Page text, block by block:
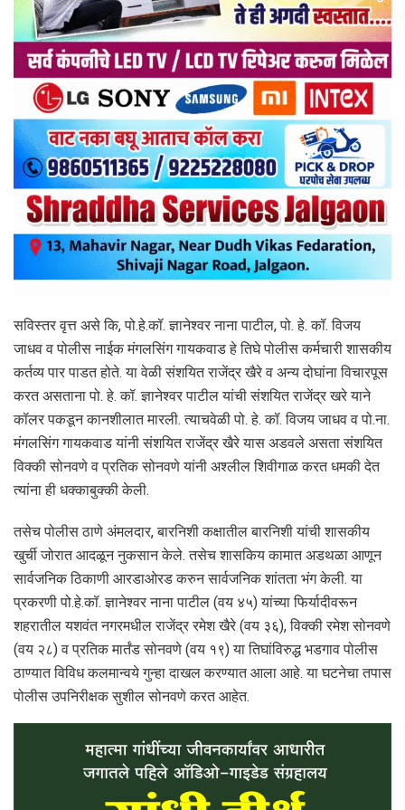
सविस्तर वृत्त असे कि, पो.हे.कॉ. ज्ञानेश्वर नाना पाटील, पो. हे. कॉ. विजय
जाधव व पोलीस नाईक मंगलसिंग गायकवाड हे तिघे पोलीस कर्मचारी शासकीय
कर्तव्य पार पाडत होते. या वेळी संशयित राजेंद्र खैरे व अन्य दोघांना विचारपूस
करत असताना पो. हे. कॉ. ज्ञानेश्वर पाटील यांची संशयित राजेंद्र खरे याने
कॉलर पकडून कानशीलात मारली. त्याचवेळी पो. हे. कॉ. विजय जाधव व पो.ना.
मंगलसिंग गायकवाड यांनी संशयित राजेंद्र खैरे यास अडवले असता संशयित
विक्की सोनवणे व प्रतिक सोनवणे यांनी अश्लील शिवीगाळ करत धमकी देत
त्यांना ही धक्काबुक्की केली.
तसेच पोलीस ठाणे अंमलदार, बारनिशी कक्षातील बारनिशी यांची शासकीय
खुर्ची जोरात आदळून नुकसान केले. तसेच शासकिय कामात अडथळा आणून
सार्वजनिक ठिकाणी आरडाओरड करुन सार्वजनिक शांतता भंग केली. या
प्रकरणी पो.हे.कॉ. ज्ञानेश्वर नाना पाटील (वय ४५) यांच्या फिर्यादीवरून
शहरातील यशवंत नगरमधील राजेंद्र रमेश खैरे (वय ३६), विक्की रमेश सोनवणे
(वय २८) व प्रतिक मार्तंड सोनवणे (वय १९) या तिघांविरुद्ध भडगाव पोलीस
ठाण्यात विविध कलमान्वये गुन्हा दाखल करण्यात आला आहे. या घटनेचा तपास
पोलीस उपनिरीक्षक सुशील सोनवणे करत आहेत.